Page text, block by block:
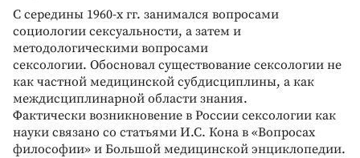
С середины 1960-х гг. занимался вопросами
социологии сексуальности, а затем и
методологическими вопросами
сексологии. Обосновал существование сексологии не
как частной медицинской субдисциплины, а как
междисциплинарной области знания.
Фактически возникновение в России сексологии как
науки связано со статьями И.С. Кона в «Вопросах
философии» и Большой медицинской энциклопедии.